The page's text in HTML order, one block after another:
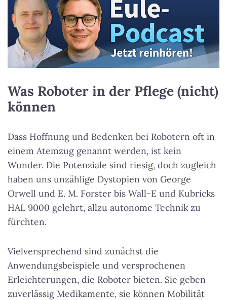
Was Roboter in der Pflege (nicht)
können
Dass Hoffnung und Bedenken bei Robotern oft in
einem Atemzug genannt werden, ist kein
Wunder. Die Potenziale sind riesig, doch zugleich
haben uns unzählige Dystopien von George
Orwell und E. M. Forster bis Wall-E und Kubricks
HAL 9000 gelehrt, allzu autonome Technik zu
fürchten.
Vielversprechend sind zunächst die
Anwendungsbeispiele und versprochenen
Erleichterungen, die Roboter bieten. Sie geben
zuverlässig Medikamente, sie können Mobilität